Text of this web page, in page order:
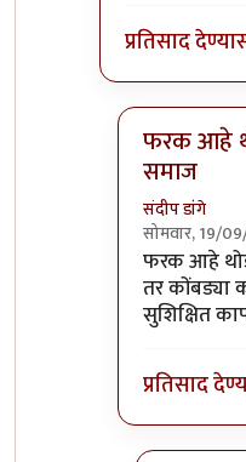
प्रतिसाद
फरक आहे
समाज
संदीप डांगे
सोमवार, 19/
In reply to
फरक आहे
तर कोंबड्या
सुशिक्षित
प्रतिसाद